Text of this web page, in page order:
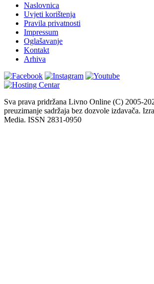
Naslovnica
Uvjeti korištenja
Pravila privatnosti
Impressum
Oglašavanje
Kontakt
Arhiva
Sva prava pridržana Livno Online (C) 2005-
preuzimanje sadržaja bez dozvole izdavača.
Media. ISSN 2831-0950